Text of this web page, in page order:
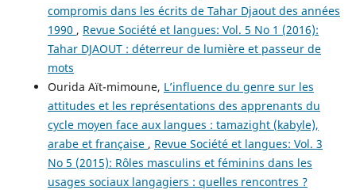
compromis dans les écrits de Tahar Djaout des années
1990 , Revue Société et langues: Vol. 5 No 1 (2016):
Tahar DJAOUT : déterreur de lumière et passeur de
mots
Ourida Aït-mimoune, L’influence du genre sur les
attitudes et les représentations des apprenants du
cycle moyen face aux langues : tamazight (kabyle),
arabe et française , Revue Société et langues: Vol. 3
No 5 (2015): Rôles masculins et féminins dans les
usages sociaux langagiers : quelles rencontres ?